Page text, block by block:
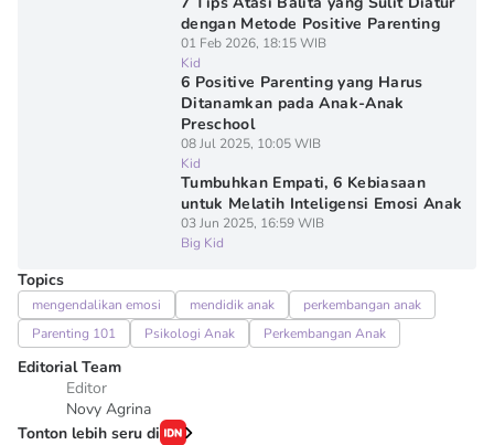
dengan Metode Positive Parenting
01 Feb 2026, 18:15 WIB
Kid
6 Positive Parenting yang Harus
Ditanamkan pada Anak-Anak
Preschool
08 Jul 2025, 10:05 WIB
Kid
Tumbuhkan Empati, 6 Kebiasaan
untuk Melatih Inteligensi Emosi Anak
03 Jun 2025, 16:59 WIB
Big Kid
Topics
mengendalikan emosi mendidik anak
perkembangan anak
Parenting 101
Psikologi Anak Perkembangan Anak
Editorial Team
Editor
Novy Agrina
Tonton lebih seru di